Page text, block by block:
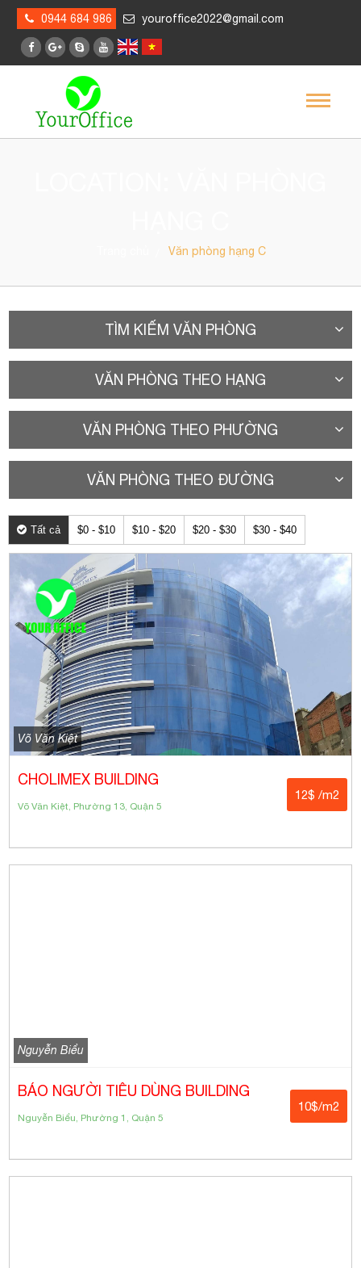
0944 684 986 youroffice2022@gmail.com
Văn phòng hạng C
TÌM KIẾM VĂN PHÒNG
VĂN PHÒNG THEO HẠNG
VĂN PHÒNG THEO PHƯỜNG
VĂN PHÒNG THEO ĐƯỜNG
Tất cả $0 - $10 $10 - $20 $20 - $30 $30 - $40
Võ Văn Kiệt
CHOLIMEX BUILDING
Võ Văn Kiệt, Phường 13, Quận 5
12$ /m2
Nguyễn Biểu
BÁO NGƯỜI TIÊU DÙNG BUILDING
Nguyễn Biểu, Phường 1, Quận 5
10$/m2